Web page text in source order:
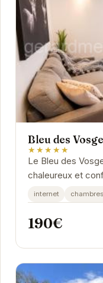
Bleu des
★★★★★
Le Bleu des
chaleureux et
relaxant au cœur
internet
190€